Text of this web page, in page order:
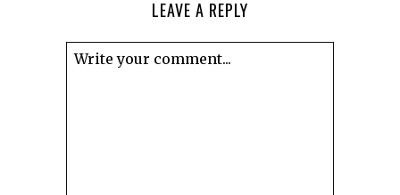
LEAVE A REPLY